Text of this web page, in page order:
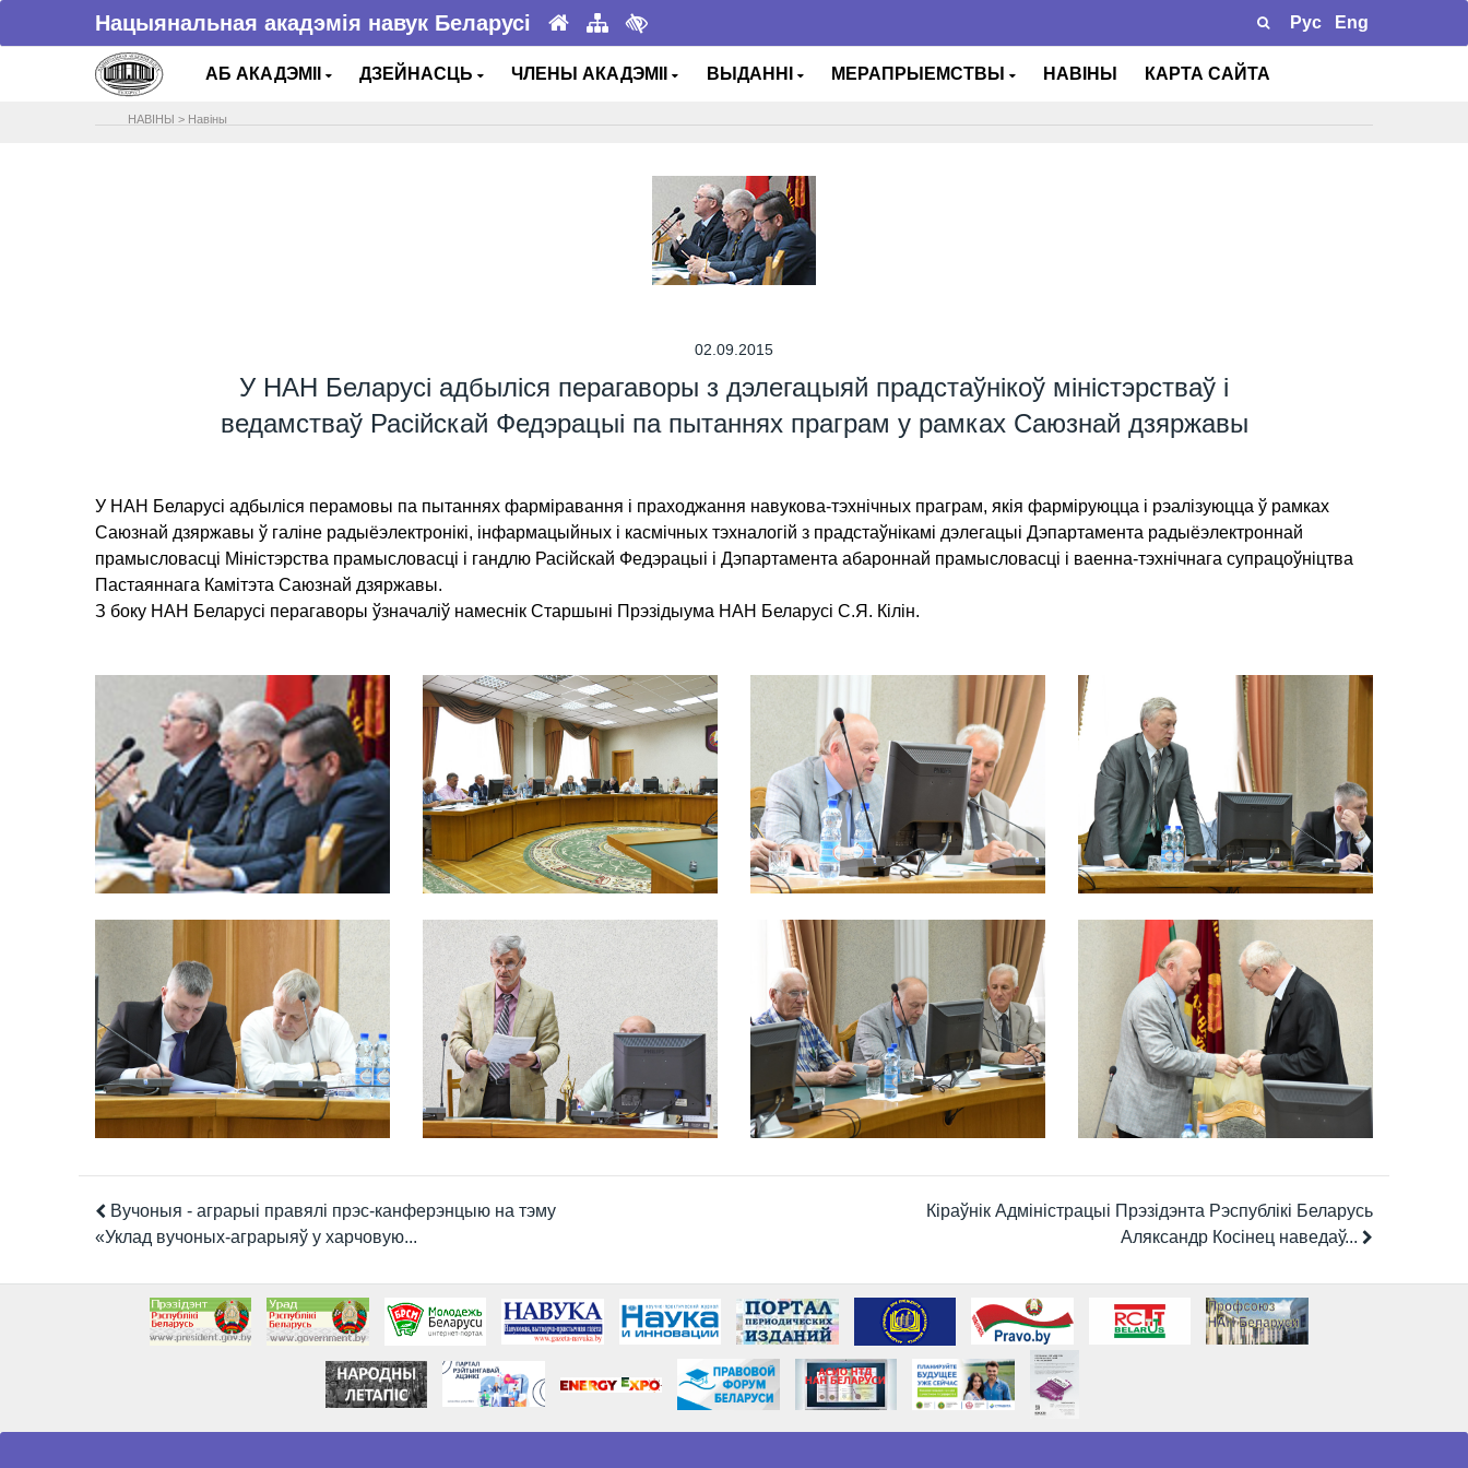
Нацыянальная акадэмія навук Беларусі Рус Eng
АБ АКАДЭМІІ ДЗЕЙНАСЦЬ ЧЛЕНЫ АКАДЭМІІ ВЫДАННІ МЕРАПРЫЕМСТВЫ НАВІНЫ КАРТА САЙТА
НАВIНЫ > Навіны
02.09.2015
У НАН Беларусі адбыліся перагаворы з дэлегацыяй прадстаўнікоў міністэрстваў і
ведамстваў Расійскай Федэрацыі па пытаннях праграм у рамках Саюзнай дзяржавы
У НАН Беларусі адбыліся перамовы па пытаннях фарміравання і праходжання навукова-тэхнічных праграм, якія фарміруюцца і рэалізуюцца ў рамках
Саюзнай дзяржавы ў галіне радыёэлектронікі, інфармацыйных і касмічных тэхналогій з прадстаўнікамі дэлегацыі Дэпартамента радыёэлектроннай
прамысловасці Міністэрства прамысловасці і гандлю Расійскай Федэрацыі і Дэпартамента абароннай прамысловасці і ваенна-тэхнічнага супрацоўніцтва
Пастаяннага Камітэта Саюзнай дзяржавы.
З боку НАН Беларусі перагаворы ўзначаліў намеснік Старшыні Прэзідыума НАН Беларусі С.Я. Кілін.
Вучоныя - аграрыі правялі прэс-канферэнцыю на тэму
«Уклад вучоных-аграрыяў у харчовую...
Кіраўнік Адміністрацыі Прэзідэнта Рэспублікі Беларусь
Аляксандр Косінец наведаў...